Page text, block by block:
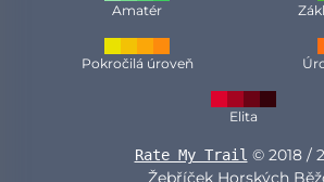
Amatér
Pokročilá úroveň
Elita
Rate My Trail © 2018 /
Žebříček Horských